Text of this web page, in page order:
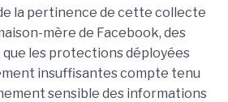
la pertinence de cette collecte
mère de Facebook, des
les protections déployées
insuffisantes compte tenu
sensible des informations